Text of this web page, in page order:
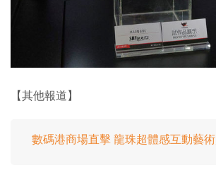
【其他報道】
數碼港商場直擊 龍珠超體感互動藝